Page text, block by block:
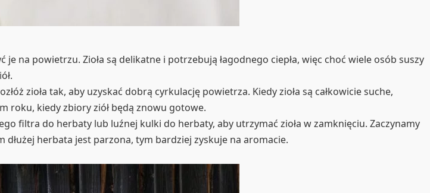
na powietrzu. Zioła są delikatne i potrzebują łagodnego ciepła, więc choć wiele osób suszy
zioła tak, aby uzyskać dobrą cyrkulację powietrza. Kiedy zioła są całkowicie suche,
roku, kiedy zbiory ziół będą znowu gotowe.
filtra do herbaty lub luźnej kulki do herbaty, aby utrzymać zioła w zamknięciu. Zaczynamy
herbata jest parzona, tym bardziej zyskuje na aromacie.